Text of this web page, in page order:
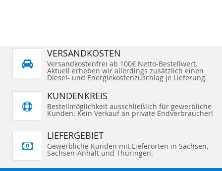
VERSANDKOSTEN
Versandkostenfrei ab 100€ Netto-Bestellwert.
Aktuell erheben wir allerdings zusätzlich einen
Diesel- und Energiekostenzuschlag je Lieferung.
KUNDENKREIS
Bestellmöglichkeit ausschließlich für gewerbliche
Kunden. Kein Verkauf an private Endverbraucher!
LIEFERGEBIET
Gewerbliche Kunden mit Lieferorten in Sachsen,
Sachsen-Anhalt und Thüringen.